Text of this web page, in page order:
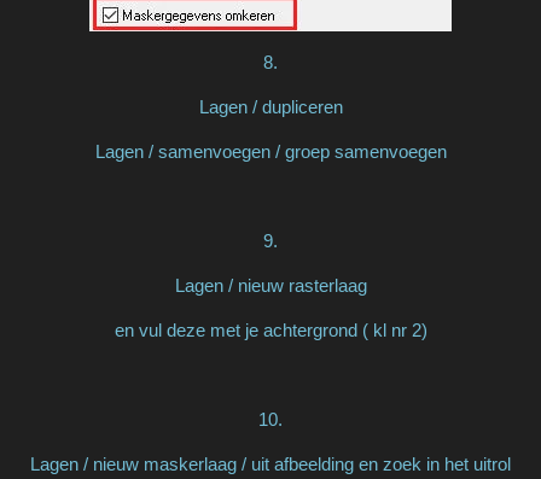
8.
Lagen / dupliceren
Lagen / samenvoegen / groep samenvoegen
9.
Lagen / nieuw rasterlaag
en vul deze met je achtergrond ( kl nr 2)
10.
Lagen / nieuw maskerlaag / uit afbeelding en zoek in het uitrol